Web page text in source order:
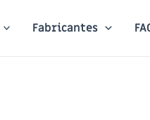
Fabricantes